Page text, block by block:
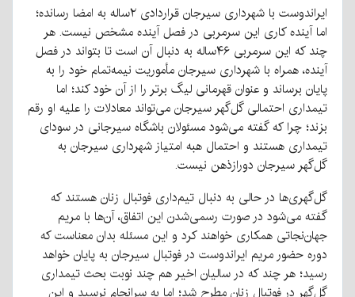
ایراندوست با شهرداری سیرجان قراردادی ۲ساله به امضا رسانده؛
اما آینده کاری این سرمربی در فصل آینده مشخص نیست. هر
چند که این سرمربی ۴۶ساله به دنبال آن است تا بتواند در فصل
آینده، همراه با شهرداری سیرجان مأموریت نیمه‌تمام خود را به
پایان برساند و عنوان قهرمانی لیگ برتر را از آن خود کند؛ اما
تیمداری احتمالی گل‌گهر سیرجان می‌تواند معادلات را علیه او رقم
بزند؛ چرا که گفته می‌شود مسئولان باشگاه سیرجانی در سودای
تیمداری هستند و احتمال هبه امتیاز شهرداری سیرجان به
گل‌گهر سیرجان دورازذهن نیست.
گل‌گهری‌ها در حالی به دنبال تیم‌داری فوتبال زنان هستند که
گفته می‌شود در صورت رسمی‌شدن این اتفاق، آن‌ها با مریم
جهان‌نجاتی همکاری خواهند کرد و این مسئله بدان معناست که
دوره حضور مریم ایراندوست در فوتبال سیرجان به پایان خواهد
رسید؛ هر چند که در سالیان اخیر هم چند نوبت بحث تیمداری
گل‌گهر در فوتبال زنان مطرح شد؛ اما به سرانجام نرسید و این